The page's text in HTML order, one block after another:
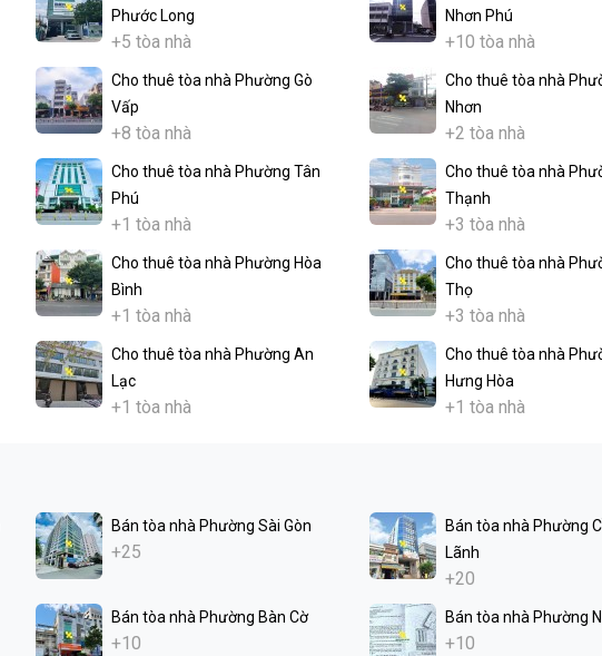
Phước Long
+5 tòa nhà
Nhơn Phú
+10 tòa nhà
Cho thuê tòa nhà Phường Gò
Vấp
+8 tòa nhà
Cho thuê tòa nhà
Nhơn
+2 tòa nhà
Cho thuê tòa nhà Phường Tân
Phú
+1 tòa nhà
Cho thuê tòa nhà
Thạnh
+3 tòa nhà
Cho thuê tòa nhà Phường Hòa
Bình
+1 tòa nhà
Cho thuê tòa nhà
Thọ
+3 tòa nhà
Cho thuê tòa nhà Phường An
Lạc
+1 tòa nhà
Cho thuê tòa nhà
Hưng Hòa
+1 tòa nhà
Bán tòa nhà Phường Sài Gòn
+25
Bán tòa nhà Phường
Lãnh
+20
Bán tòa nhà Phường Bàn Cờ
+10
Bán tòa nhà Phường
+10